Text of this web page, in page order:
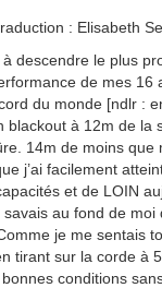
: Elisabeth
descendre le plus
de mes
du monde [ndlr :
blackout à 12m de
14m de moins
j’ai facilement
et de LOIN
au fond de
je me sentais
tirant sur la corde à
conditions